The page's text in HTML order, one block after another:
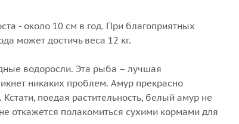
- около 10 см в год. При благоприятных
может достичь веса 12 кг.
водоросли. Эта рыба – лучшая
никаких проблем. Амур прекрасно
поедая растительность, белый амур не
откажется полакомиться сухими кормами для